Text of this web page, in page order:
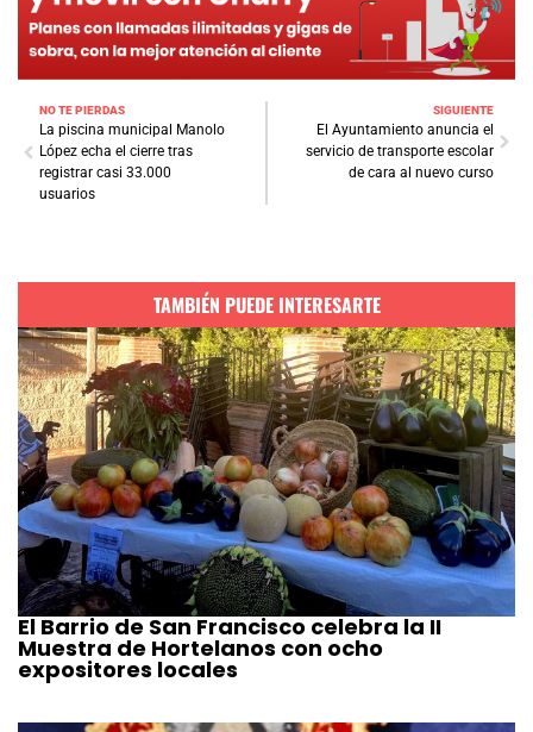
NO TE PIERDAS
La piscina municipal Manolo
López echa el cierre tras
registrar casi 33.000
usuarios
SIGUIENTE
El Ayuntamiento anuncia el
servicio de transporte escolar
de cara al nuevo curso
TAMBIÉN PUEDE INTERESARTE
El Barrio de San Francisco celebra la II
Muestra de Hortelanos con ocho
expositores locales